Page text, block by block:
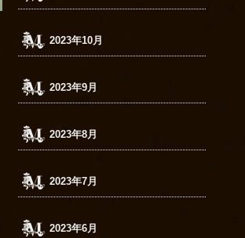
2023年10月
2023年9月
2023年8月
2023年7月
2023年6月